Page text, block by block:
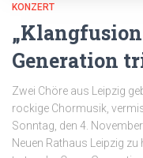
KONZERT
„Klangfusion
Generation
Zwei Chöre aus Leipzig
rockige Chormusik,
Sonntag, den 4.
Neuen Rathaus Leipzig